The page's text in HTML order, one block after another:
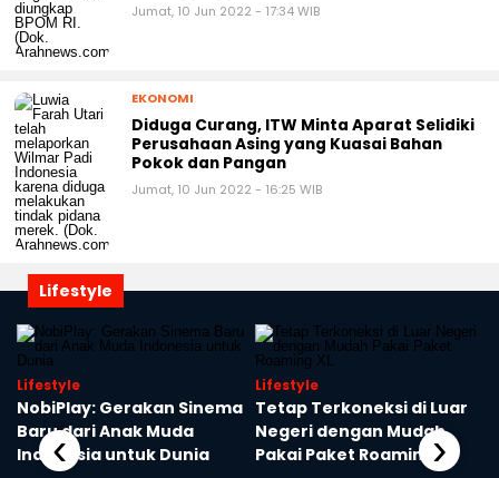
Jumat, 10 Jun 2022 - 17:34 WIB
EKONOMI
Diduga Curang, ITW Minta Aparat Selidiki
Perusahaan Asing yang Kuasai Bahan
Pokok dan Pangan
Jumat, 10 Jun 2022 - 16:25 WIB
Lifestyle
Lifestyle
NobiPlay: Gerakan Sinema
Baru dari Anak Muda
Indonesia untuk Dunia
Lifestyle
Tetap Terkoneksi di Luar
Negeri dengan Mudah
Pakai Paket Roaming XL
‹ ›